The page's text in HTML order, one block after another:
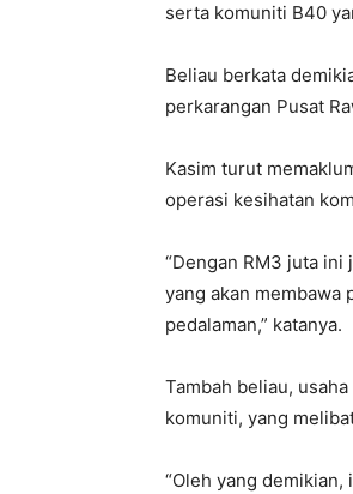
serta komuniti B40
Beliau berkata
perkarangan Pusat
Kasim turut
operasi kesihatan
“Dengan RM3 juta
yang akan membawa
pedalaman,” katanya.
Tambah beliau,
komuniti, yang
“Oleh yang